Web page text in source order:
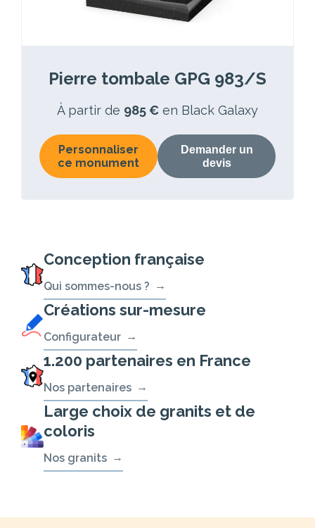
Pierre tombale GPG 983/S
À partir de 985 € en Black Galaxy
Personnaliser
ce monument
Demander un
devis
Conception française
Qui sommes-nous ?
Créations sur-mesure
Configurateur
1.200 partenaires en France
Nos partenaires
Large choix de granits et de
coloris
Nos granits